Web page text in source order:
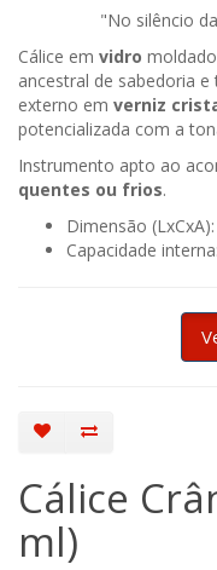
"No silêncio
Cálice em vidro
ancestral de sabedoria
externo em verniz
potencializada com a
Instrumento apto ao
quentes ou frios.
Dimensão
Capacidade
Cálice
ml)